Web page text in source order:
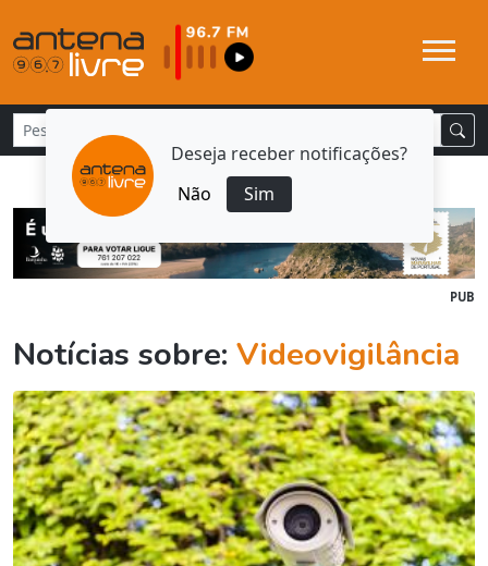
Deseja receber notificações?
Não
Sim
PUB
Notícias sobre: Videovigilância